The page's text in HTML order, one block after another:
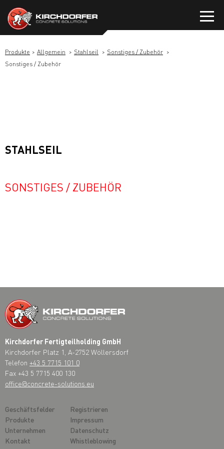
Inhalt
springen
Produkte Allgemein Stahlseil
Sonstiges / Zubehör
Sonstiges / Zubehör
STAHLSEIL
SONSTIGES / ZUBEHÖR
Kirchdorfer Fertigteilholding GmbH
Kirchdorfer Platz 1, A-2752 Wöllersdorf
Telefon +43 5 7715 101 0
Fax +43 5 7715 400 130
office@concrete-solutions.eu
Geschäftsfelder
Produkte
Unternehmen
Kontakt
Registrieren
Impressum
Datenschutz
Whistleblowing